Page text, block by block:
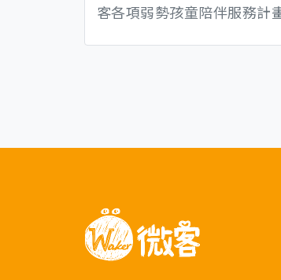
客各項弱勢孩童陪伴服務計
的重要力量。 展覽期間，來自各地的參
零錢箱的硬幣，...